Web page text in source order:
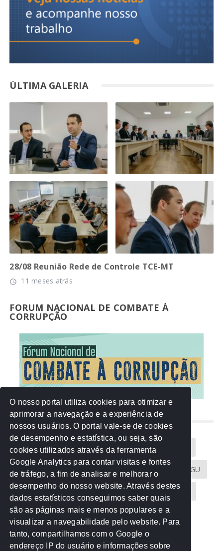
ÚLTIMA GALERIA
28/08 Reunião Rede de Controle TCE-MT
access_time 11 meses atrás
FORUM NACIONAL DE COMBATE À
CORRUPÇÃO
NUVEM DE TAGS
Acontece na Rede AGU AMM
Atricon Audicom CAU-MT CGU
CREA-MT Eventos MPC-MT MPE-MT
MPF Notícias PF PGE-MT PGR
Receita Federal Sem categoria
O nosso portal utiliza cookies para otimizar e
aprimorar a navegação e a experiência de
nossos usuários. O portal vale-se de cookies
de desempenho e estatística, ou seja, são
cookies utilizados através da ferramenta
Google Analytics para contar visitas e fontes
de tráfego, a fim de analisar e melhorar o
desempenho do nosso website. Através destes
dados estatísticos conseguimos saber quais
são as páginas mais e menos populares e a
visualizar a navegabilidade pelo website. Para
tanto, compartilhamos com o Google o
endereço IP do usuário e informações sobre